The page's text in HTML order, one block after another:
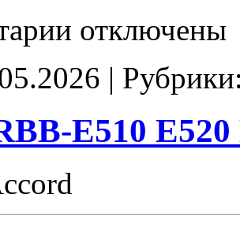
записи
J530
Stage1
noCHK
отключены
|
E510